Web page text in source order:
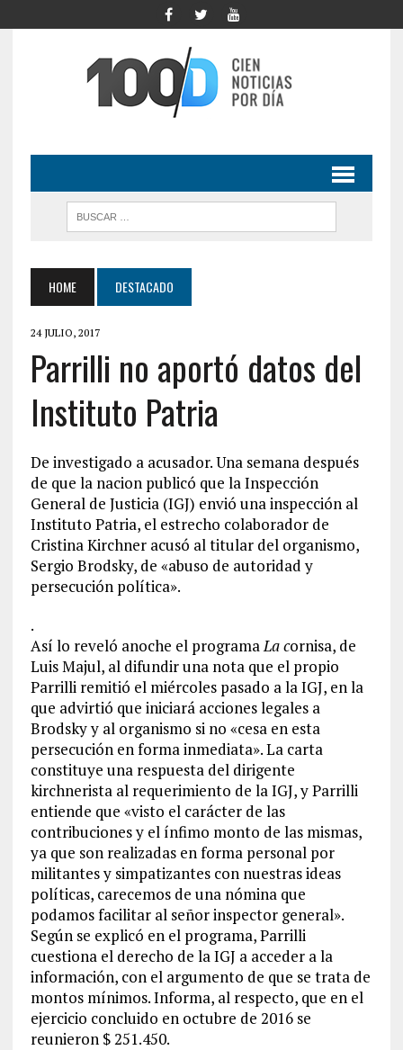
HOME DESTACADO
24 JULIO, 2017
Parrilli no aportó datos del
Instituto Patria
De investigado a acusador. Una semana después
de que la nacion publicó que la Inspección
General de Justicia (IGJ) envió una inspección al
Instituto Patria, el estrecho colaborador de
Cristina Kirchner acusó al titular del organismo,
Sergio Brodsky, de «abuso de autoridad y
persecución política».
.
Así lo reveló anoche el programaLa cornisa, de
Luis Majul, al difundir una nota que el propio
Parrilli remitió el miércoles pasado a la IGJ, en la
que advirtió que iniciará acciones legales a
Brodsky y al organismo si no «cesa en esta
persecución en forma inmediata». La carta
constituye una respuesta del dirigente
kirchnerista al requerimiento de la IGJ, y Parrilli
entiende que «visto el carácter de las
contribuciones y el ínfimo monto de las mismas,
ya que son realizadas en forma personal por
militantes y simpatizantes con nuestras ideas
políticas, carecemos de una nómina que
podamos facilitar al señor inspector general».
Según se explicó en el programa, Parrilli
cuestiona el derecho de la IGJ a acceder a la
información, con el argumento de que se trata de
montos mínimos. Informa, al respecto, que en el
ejercicio concluido en octubre de 2016 se
reunieron $ 251.450.